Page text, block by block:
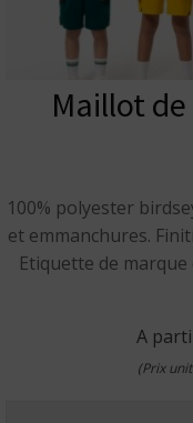
Maillot
100% polyester
et emmanchures.
Etiquette de
A
(Prix